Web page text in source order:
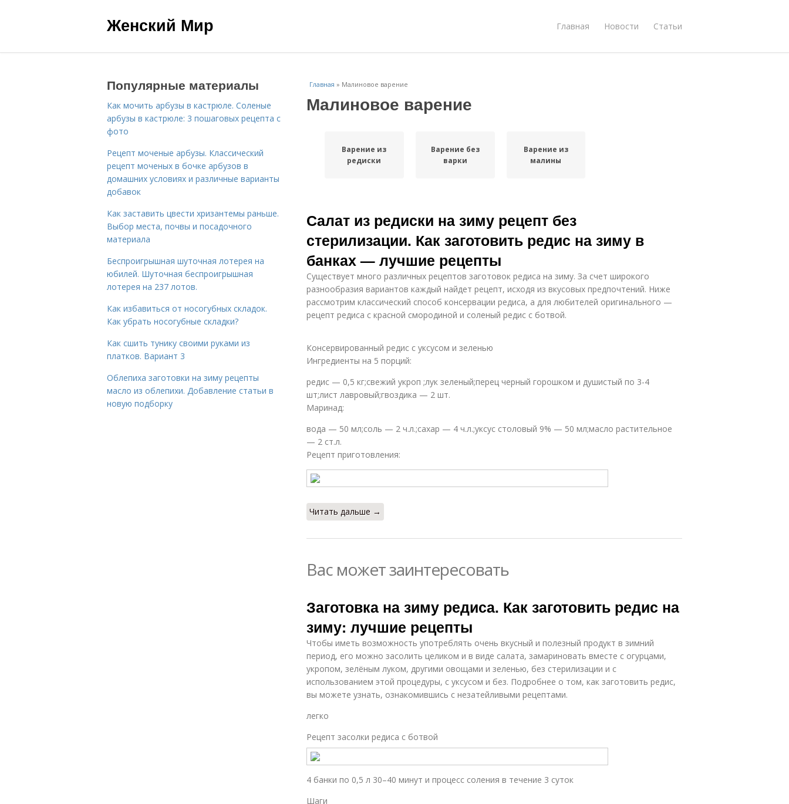
Женский Мир Главная Новости Статьи
Главная » Малиновое варение
Малиновое варение
Варение из
редиски
Варение без
варки
Варение из
малины
Салат из редиски на зиму рецепт без
стерилизации. Как заготовить редис на зиму в
банках — лучшие рецепты
Существует много различных рецептов заготовок редиса на зиму. За счет широкого
разнообразия вариантов каждый найдет рецепт, исходя из вкусовых предпочтений. Ниже
рассмотрим классический способ консервации редиса, а для любителей оригинального —
рецепт редиса с красной смородиной и соленый редис с ботвой.
Консервированный редис с уксусом и зеленью
Ингредиенты на 5 порций:
редис — 0,5 кг;свежий укроп ;лук зеленый;перец черный горошком и душистый по 3-4
шт;лист лавровый;гвоздика — 2 шт.
Маринад:
вода — 50 мл;соль — 2 ч.л.;сахар — 4 ч.л.;уксус столовый 9% — 50 мл;масло растительное
— 2 ст.л.
Рецепт приготовления:
Читать дальше →
Вас может заинтересовать
Заготовка на зиму редиса. Как заготовить редис на
зиму: лучшие рецепты
Чтобы иметь возможность употреблять очень вкусный и полезный продукт в зимний
период, его можно засолить целиком и в виде салата, замариновать вместе с огурцами,
укропом, зелёным луком, другими овощами и зеленью, без стерилизации и с
использованием этой процедуры, с уксусом и без. Подробнее о том, как заготовить редис,
вы можете узнать, ознакомившись с незатейливыми рецептами.
легко
Рецепт засолки редиса с ботвой
4 банки по 0,5 л 30–40 минут и процесс соления в течение 3 суток
Шаги
Популярные материалы
Как мочить арбузы в кастрюле. Соленые
арбузы в кастрюле: 3 пошаговых рецепта с
фото
Рецепт моченые арбузы. Классический
рецепт моченых в бочке арбузов в
домашних условиях и различные варианты
добавок
Как заставить цвести хризантемы раньше.
Выбор места, почвы и посадочного
материала
Беспроигрышная шуточная лотерея на
юбилей. Шуточная беспроигрышная
лотерея на 237 лотов.
Как избавиться от носогубных складок.
Как убрать носогубные складки?
Как сшить тунику своими руками из
платков. Вариант 3
Облепиха заготовки на зиму рецепты
масло из облепихи. Добавление статьи в
новую подборку